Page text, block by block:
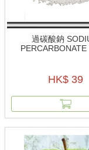
過碳酸鈉
PERCARBONATE
HK$ 39